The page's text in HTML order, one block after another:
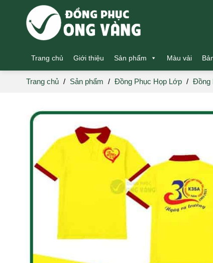
Trang chủ Giới thiệu Sản phẩm Màu vải
Trang chủ / Sản phẩm / Đồng Phục Họp Lớp / Đồng